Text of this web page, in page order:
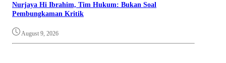
Nurjaya Hi Ibrahim, Tim Hukum: Bukan Soal
Pembungkaman Kritik
August 9, 2026